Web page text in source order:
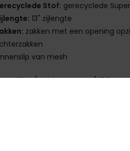
Stof: gerecyclede
13" zijlengte
zakken met een opening
van mesh
[Hoofdmateriaal] 100%